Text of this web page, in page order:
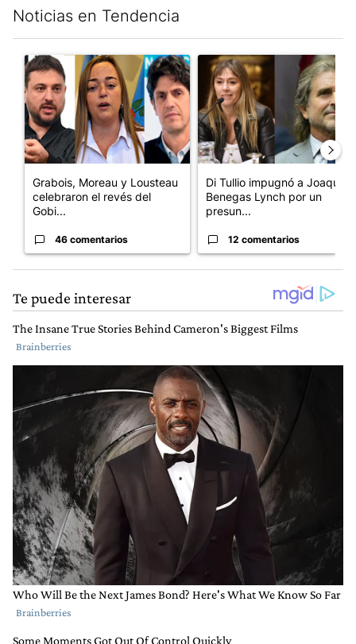
Noticias en Tendencia
Un artículo de tendencia con el título "Grabois, Moreau y
Grabois, Moreau y Lousteau
celebraron el revés del
Gobi...
46 comentarios
Un artículo de tendencia
Di Tullio impugnó a Joaquín
Benegas Lynch por un
presun...
12 comentarios